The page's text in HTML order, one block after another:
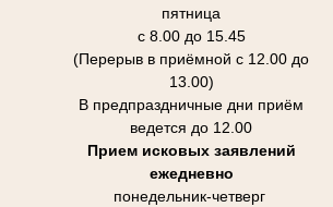
пятница
с 8.00 до 15.45
(Перерыв в приёмной с 12.00 до
13.00)
В предпраздничные дни приём
ведется до 12.00
Прием исковых заявлений
ежедневно
понедельник-четверг